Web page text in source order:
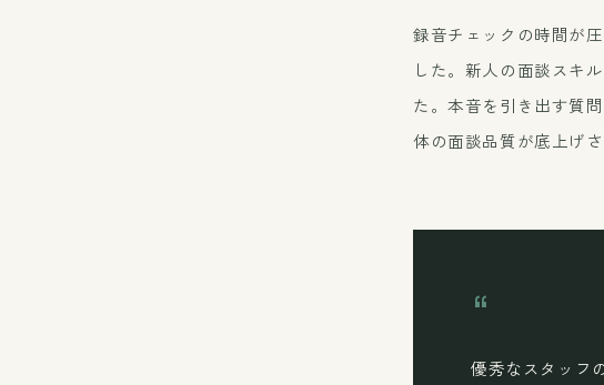
録音チェックの時間が
した。新人の面談スキ
た。本音を引き出す質
体の面談品質が底上げ
“
優秀なスタッフ